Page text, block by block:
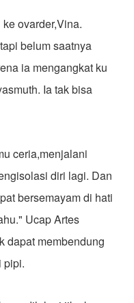
ovarder,Vina.
belum saatnya
ia mengangkat ku
Ia tak bisa
ceria,menjalani
diri lagi. Dan
bersemayam di hati
Ucap Artes
dapat membendung
pipi.